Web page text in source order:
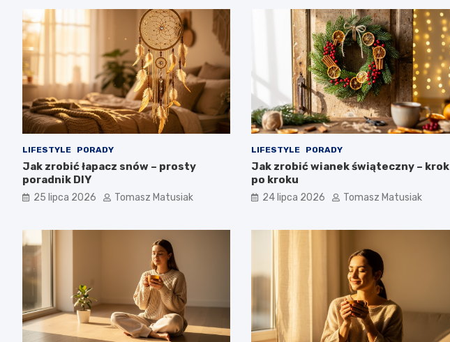
LIFESTYLE PORADY
Jak zrobić łapacz snów – prosty
poradnik DIY
25 lipca 2026 Tomasz Matusiak
LIFESTYLE PORADY
Jak zrobić wianek świąteczny – krok
po kroku
24 lipca 2026 Tomasz Matusiak